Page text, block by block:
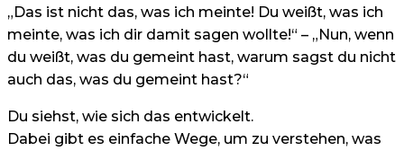
„Das ist nicht das, was ich meinte! Du weißt, was ich
meinte, was ich dir damit sagen wollte!“ – „Nun, wenn
du weißt, was du gemeint hast, warum sagst du nicht
auch das, was du gemeint hast?“
Du siehst, wie sich das entwickelt.
Dabei gibt es einfache Wege, um zu verstehen, was